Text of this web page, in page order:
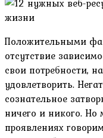
Положительными
отсутствие
свои потребности,
удовлетворить.
сознательное
ничего и никого. Но
проявлениях